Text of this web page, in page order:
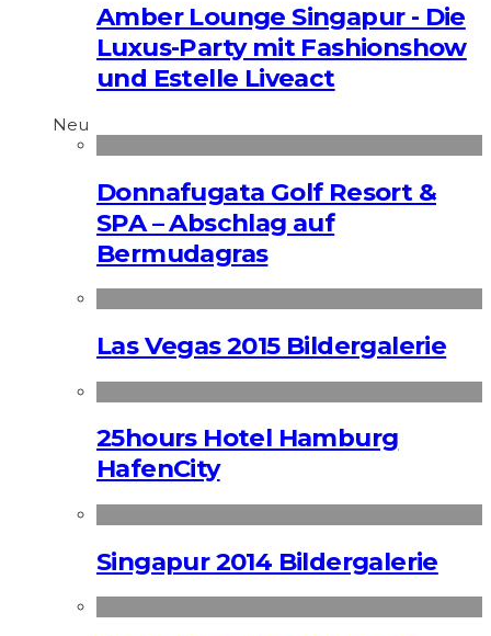
Amber Lounge Singapur - Die
Luxus-Party mit Fashionshow
und Estelle Liveact
Neu
Donnafugata Golf Resort &
SPA – Abschlag auf
Bermudagras
Las Vegas 2015 Bildergalerie
25hours Hotel Hamburg
HafenCity
Singapur 2014 Bildergalerie